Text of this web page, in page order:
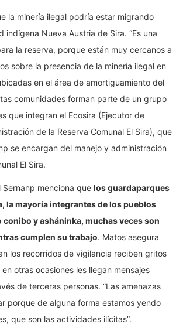
la minería ilegal podría estar migrando
indígena Nueva Austria de Sira. “Es una
la reserva, porque están muy cercanos a
sobre la presencia de la minería ilegal en
en el área de amortiguamiento del
comunidades forman parte de un grupo
que integran el Ecosira (Ejecutor de
de la Reserva Comunal El Sira), que
se encargan del manejo y administración
El Sira.
menciona que los guardaparques
la mayoría integrantes de los pueblos
y asháninka, muchas veces son
cumplen su trabajo. Matos asegura
los recorridos de vigilancia reciben gritos
otras ocasiones les llegan mensajes
de terceras personas. “Las amenazas
porque de alguna forma estamos yendo
que son las actividades ilícitas”.